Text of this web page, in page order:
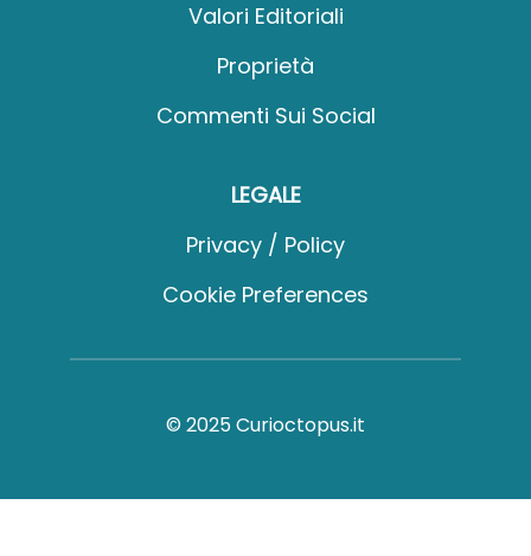
Valori Editoriali
Proprietà
Commenti Sui Social
LEGALE
Privacy / Policy
Cookie Preferences
© 2025 Curioctopus.it